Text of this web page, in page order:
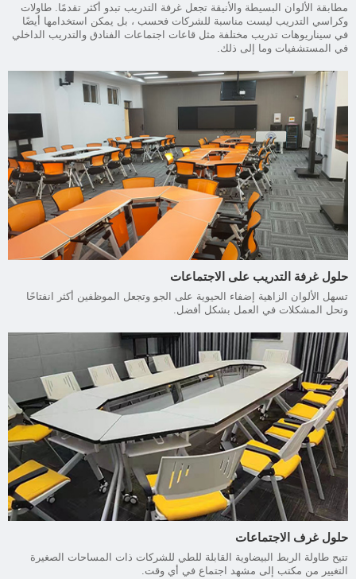
مطابقة الألوان البسيطة والأنيقة تجعل غرفة التدريب تبدو أكثر تقدمًا. طاولات
وكراسي التدريب ليست مناسبة للشركات فحسب ، بل يمكن استخدامها أيضًا
في سيناريوهات تدريب مختلفة مثل قاعات اجتماعات الفنادق والتدريب الداخلي
في المستشفيات وما إلى ذلك.
حلول غرفة التدريب على الاجتماعات
تسهل الألوان الزاهية إضفاء الحيوية على الجو وتجعل الموظفين أكثر انفتاحًا
وتحل المشكلات في العمل بشكل أفضل.
حلول غرف الاجتماعات
تتيح طاولة الربط البيضاوية القابلة للطي للشركات ذات المساحات الصغيرة
التغيير من مكتب إلى مشهد اجتماع في أي وقت.